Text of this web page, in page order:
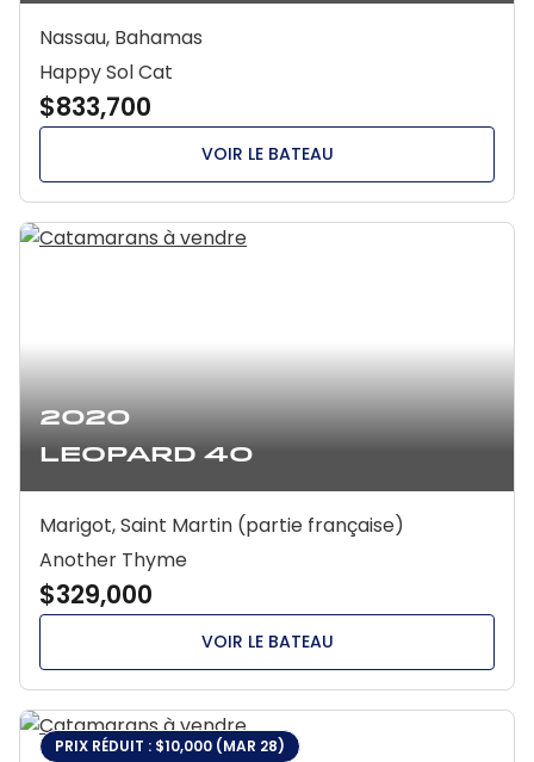
Nassau, Bahamas
Happy Sol Cat
$833,700
VOIR LE BATEAU
2020
Leopard 40
Marigot, Saint Martin (partie française)
Another Thyme
$329,000
VOIR LE BATEAU
PRIX RÉDUIT : $10,000 (MAR 28)